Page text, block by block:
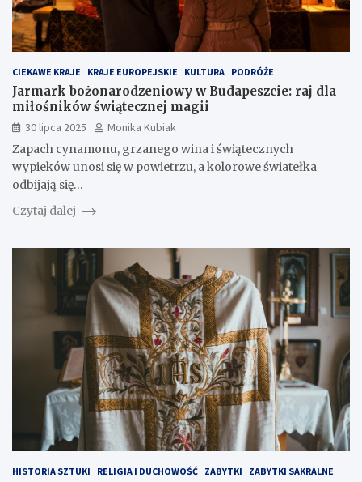
CIEKAWE KRAJE KRAJE EUROPEJSKIE KULTURA PODRÓŻE
Jarmark bożonarodzeniowy w Budapeszcie: raj dla
miłośników świątecznej magii
30 lipca 2025
Monika Kubiak
Zapach cynamonu, grzanego wina i świątecznych
wypieków unosi się w powietrzu, a kolorowe światełka
odbijają się…
Czytaj dalej
HISTORIA SZTUKI RELIGIA I DUCHOWOŚĆ ZABYTKI ZABYTKI SAKRALNE